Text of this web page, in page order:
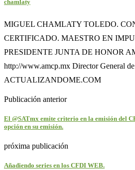
chamlaty
MIGUEL CHAMLATY TOLEDO.
CERTIFICADO. MAESTRO EN
PRESIDENTE JUNTA DE HONOR
http://www.amcp.mx Director General de
ACTUALIZANDOME.COM
Publicación anterior
El @SATmx emite criterio en la emisión del
opción en su emisión.
próxima publicación
Añadiendo series en los CFDI WEB.